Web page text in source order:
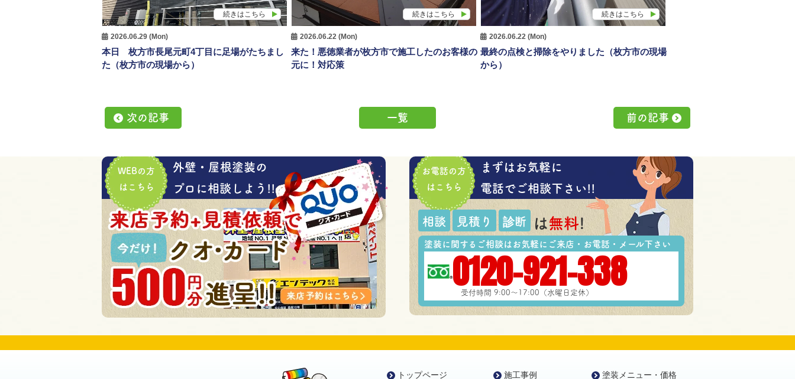
続きはこちら
2026.06.29 (Mon)
本日 枚方市長尾元町4丁目に足場がたちまし
た（枚方市の現場から）
続きはこちら
2026.06.22 (Mon)
来た！悪徳業者が枚方市で施工したのお客様の
元に！対応策
続きはこちら
2026.06.22 (Mon)
最終の点検と掃除をやりました（枚方市の現場
から）
次の記事 一覧 前の記事
お電話の方
はこちら
まずはお気軽に
電話でご相談下さい!!
相談 見積り 診断 は無料!
塗装に関するご相談はお気軽にご来店・お電話・メール下さい
0120-921-338
受付時間 9:00～17:00（水曜日定休）
WEBの方
はこちら
外壁・屋根塗装の
プロに相談しよう!!
トップページ 施工事例 塗装メニュー・価格